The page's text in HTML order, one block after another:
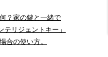
？家の鍵と一緒で
リジェントキー」
合の使い方。